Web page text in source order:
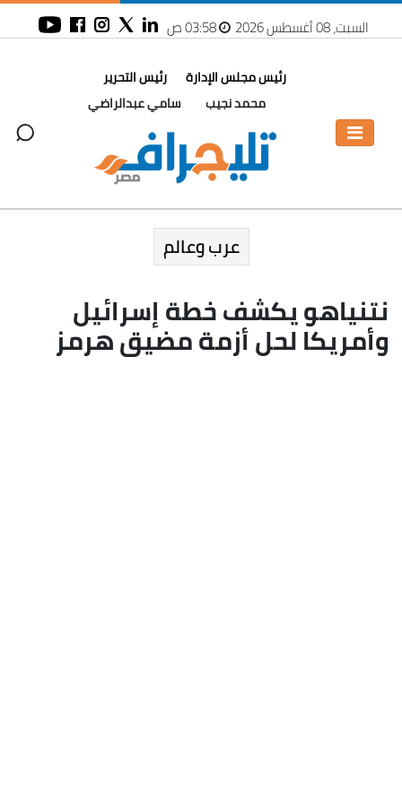
السبت، 08 أغسطس 2026 03:58 ص
رئيس مجلس الإدارة
محمد نجيب
رئيس التحرير
سامي عبدالراضي
عرب وعالم
نتنياهو يكشف خطة إسرائيل
وأمريكا لحل أزمة مضيق هرمز